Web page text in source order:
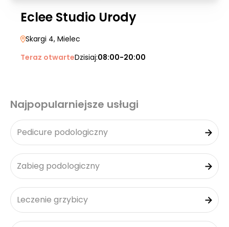
Eclee Studio Urody
Skargi 4, Mielec
Teraz otwarteDzisiaj:08:00-20:00
Najpopularniejsze usługi
Pedicure podologiczny
Zabieg podologiczny
Leczenie grzybicy